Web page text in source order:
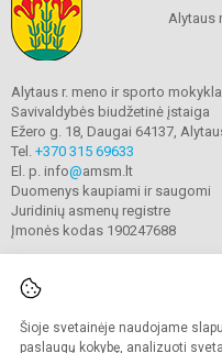
Šioje svetainėje naudojame
paslaugų kokybę, analizuoti
Alytaus
Alytaus r. meno ir sporto mokykla
Savivaldybės biudžetinė įstaiga
Ežero g. 18, Daugai 64137,
Tel. +370 315 69633
El. p. info@amsm.lt
Duomenys kaupiami ir saugomi
Juridinių asmenų registre
Įmonės kodas 190247688
© 2020. Alytaus r. meno ir
Kopijuoti turinį be raštiško